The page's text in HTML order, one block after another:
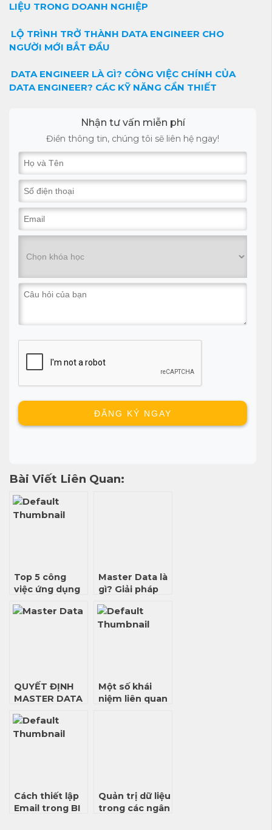
LIỆU TRONG DOANH NGHIỆP
LỘ TRÌNH TRỞ THÀNH DATA ENGINEER CHO
NGƯỜI MỚI BẮT ĐẦU
DATA ENGINEER LÀ GÌ? CÔNG VIỆC CHÍNH CỦA
DATA ENGINEER? CÁC KỸ NĂNG CẦN THIẾT
Nhận tư vấn miễn phí
Điền thông tin, chúng tôi sẽ liên hệ ngay!
Bài Viết Liên Quan:
Top 5 công
việc ứng dụng
phổ biến hiện
Master Data là
gì? Giải pháp
Master Data
hiệu quả nhất.
QUYẾT ĐỊNH
MASTER DATA
QUẢN LÝ
Một số khái
niệm liên quan
Cách thiết lập
Email trong BI
Quản trị dữ liệu
trong các ngân